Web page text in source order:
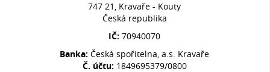
747 21, Kravaře - Kouty
Česká republika
IČ:70940070
Banka:Česká spořitelna, a.s. Kravaře
Č. účtu: 1849695379/0800